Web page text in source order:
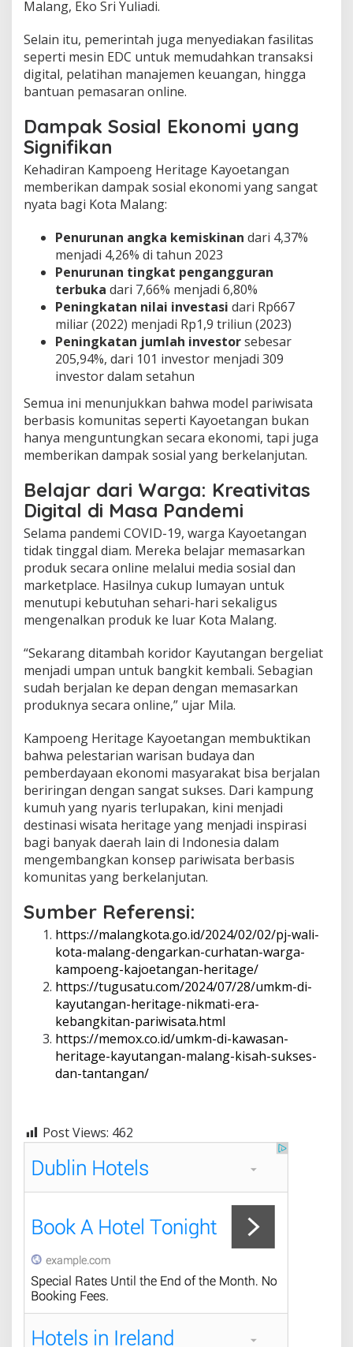
Malang, Eko Sri Yuliadi.
Selain itu, pemerintah juga menyediakan fasilitas
seperti mesin EDC untuk memudahkan transaksi
digital, pelatihan manajemen keuangan, hingga
bantuan pemasaran online.
Dampak Sosial Ekonomi yang
Signifikan
Kehadiran Kampoeng Heritage Kayoetangan
memberikan dampak sosial ekonomi yang sangat
nyata bagi Kota Malang:
Penurunan angka kemiskinan dari 4,37%
menjadi 4,26% di tahun 2023
Penurunan tingkat pengangguran
terbuka dari 7,66% menjadi 6,80%
Peningkatan nilai investasi dari Rp667
miliar (2022) menjadi Rp1,9 triliun (2023)
Peningkatan jumlah investorsebesar
205,94%, dari 101 investor menjadi 309
investor dalam setahun
Semua ini menunjukkan bahwa model pariwisata
berbasis komunitas seperti Kayoetangan bukan
hanya menguntungkan secara ekonomi, tapi juga
memberikan dampak sosial yang berkelanjutan.
Belajar dari Warga: Kreativitas
Digital di Masa Pandemi
Selama pandemi COVID-19, warga Kayoetangan
tidak tinggal diam. Mereka belajar memasarkan
produk secara online melalui media sosial dan
marketplace. Hasilnya cukup lumayan untuk
menutupi kebutuhan sehari-hari sekaligus
mengenalkan produk ke luar Kota Malang.
“Sekarang ditambah koridor Kayutangan bergeliat
menjadi umpan untuk bangkit kembali. Sebagian
sudah berjalan ke depan dengan memasarkan
produknya secara online,” ujar Mila.
Kampoeng Heritage Kayoetangan membuktikan
bahwa pelestarian warisan budaya dan
pemberdayaan ekonomi masyarakat bisa berjalan
beriringan dengan sangat sukses. Dari kampung
kumuh yang nyaris terlupakan, kini menjadi
destinasi wisata heritage yang menjadi inspirasi
bagi banyak daerah lain di Indonesia dalam
mengembangkan konsep pariwisata berbasis
komunitas yang berkelanjutan.
Sumber Referensi:
https://malangkota.go.id/2024/02/02/pj-wali-
kota-malang-dengarkan-curhatan-warga-
kampoeng-kajoetangan-heritage/
https://tugusatu.com/2024/07/28/umkm-di-
kayutangan-heritage-nikmati-era-
kebangkitan-pariwisata.html
https://memox.co.id/umkm-di-kawasan-
heritage-kayutangan-malang-kisah-sukses-
dan-tantangan/
Post Views: 462